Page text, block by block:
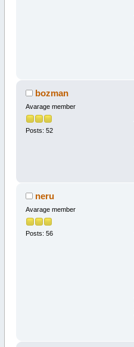
bozman
Avarage member
Posts: 52
neru
Avarage member
Posts: 56